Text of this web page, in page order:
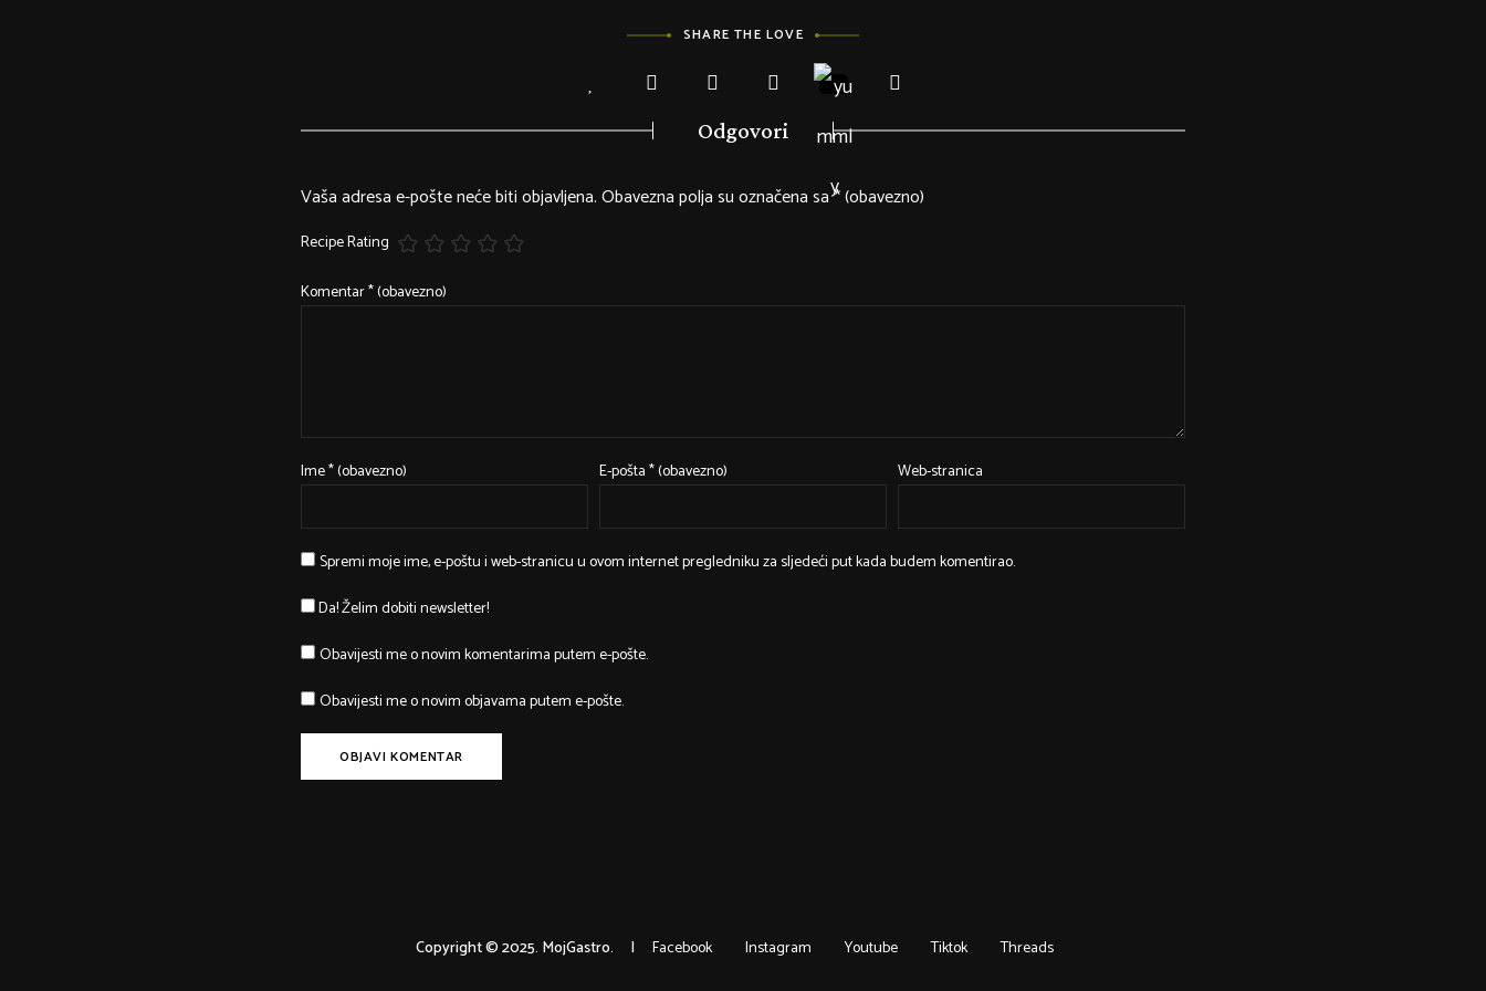
SHARE THE LOVE
Odgovori
Vaša adresa e-pošte neće biti objavljena.Obavezna polja su označena sa* (obavezno)
Recipe Rating
Komentar* (obavezno)
Ime* (obavezno) E-pošta* (obavezno) Web-stranica
Spremi moje ime, e-poštu i web-stranicu u ovom internet pregledniku za sljedeći put kada budem komentirao.
Da! Želim dobiti newsletter!
Obavijesti me o novim komentarima putem e-pošte.
Obavijesti me o novim objavama putem e-pošte.
Facebook Instagram Youtube Tiktok Threads
Copyright © 2025. MojGastro.